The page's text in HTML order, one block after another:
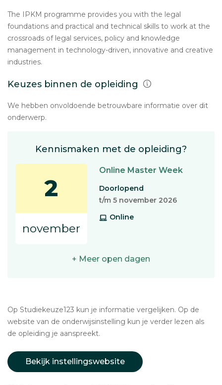
The IPKM programme provides you with the legal
foundations and practical and technical skills to work at the
crossroads of legal services, policy and knowledge
management in technology-driven, innovative and creative
industries.
Keuzes binnen de opleiding
We hebben onvoldoende betrouwbare informatie over dit
onderwerp.
Kennismaken met de opleiding?
2
november
Online Master Week
Doorlopend
t/m 5 november 2026
Online
+ Meer open dagen
Op Studiekeuze123 kun je informatie vergelijken. Op de
website van de onderwijsinstelling kun je verder lezen als
de opleiding je aanspreekt.
Bekijk instellingswebsite